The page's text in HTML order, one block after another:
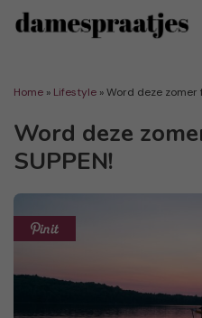
Home » Lifestyle »Word deze zomer
Word deze
SUPPEN!